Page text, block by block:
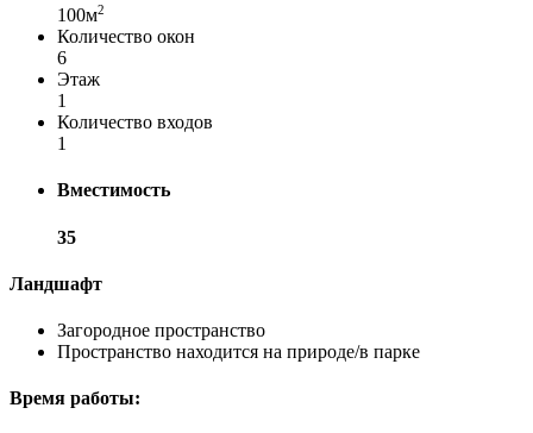
100м2
Количество окон
6
Этаж
1
Количество входов
1
Вместимость
35
Ландшафт
Загородное пространство
Пространство находится на природе/в парке
Время работы: